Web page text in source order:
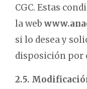
CGC. Estas
la web
si lo desea y
disposición por
2.5.